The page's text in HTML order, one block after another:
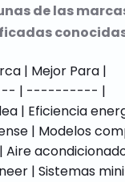
de las
| Mejor Para |
| ---------- |
| Eficiencia
| Modelos
Aire
| Sistemas